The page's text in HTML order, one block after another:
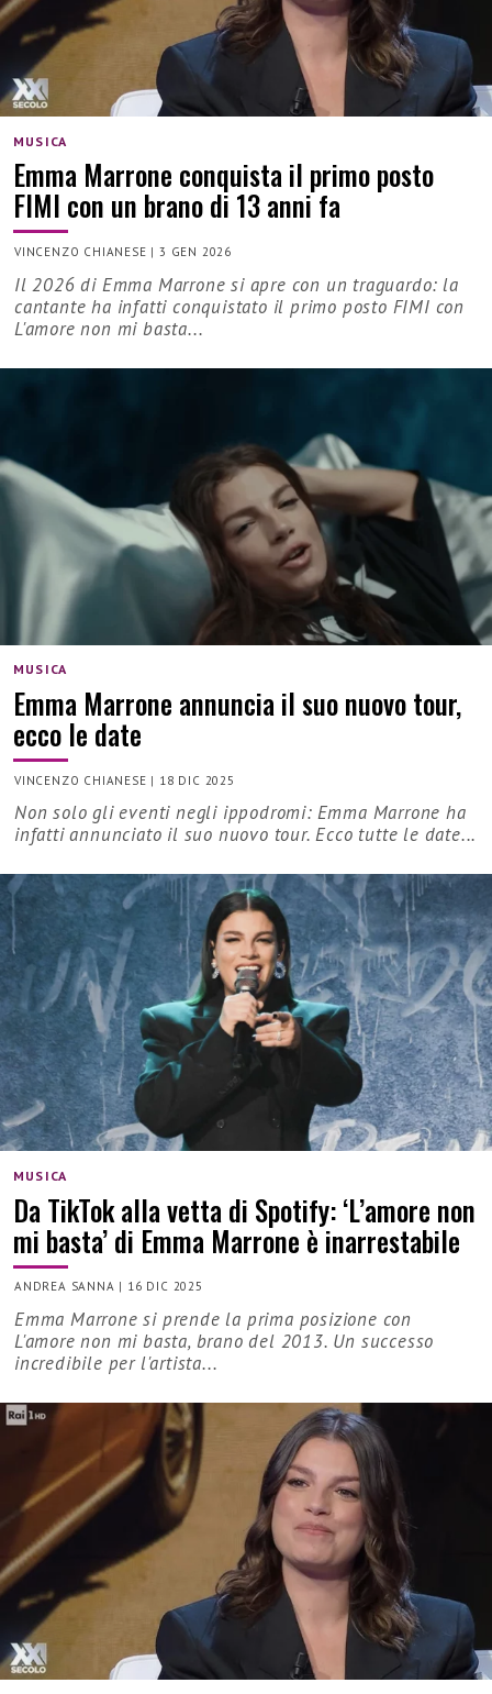
MUSICA
Emma Marrone conquista il primo posto
FIMI con un brano di 13 anni fa
VINCENZO CHIANESE |3 GEN 2026
Il 2026 di Emma Marrone si apre con un traguardo: la
cantante ha infatti conquistato il primo posto FIMI con
L'amore non mi basta...
MUSICA
Emma Marrone annuncia il suo nuovo tour,
ecco le date
VINCENZO CHIANESE | 18 DIC 2025
Non solo gli eventi negli ippodromi: Emma Marrone ha
infatti annunciato il suo nuovo tour. Ecco tutte le date...
MUSICA
Da TikTok alla vetta di Spotify: ‘L’amore non
mi basta’ di Emma Marrone è inarrestabile
ANDREA SANNA | 16 DIC 2025
Emma Marrone si prende la prima posizione con
L'amore non mi basta, brano del 2013. Un successo
incredibile per l'artista...